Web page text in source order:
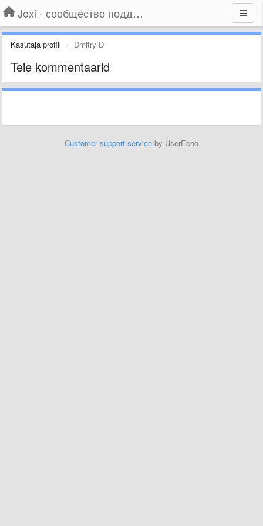
Joxi - сообщество поддержки
Kasutaja profiil Dmitry D
Teie kommentaarid
Customer support service by UserEcho